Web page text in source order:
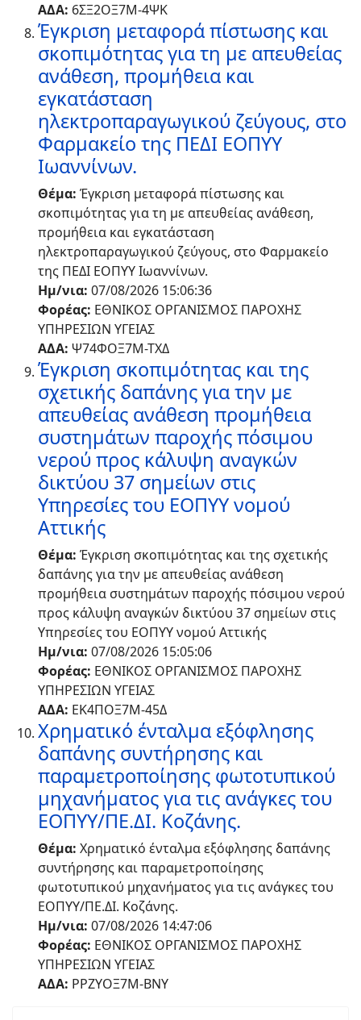
ΑΔΑ: 6ΣΞ2ΟΞ7Μ-4ΨΚ
Έγκριση μεταφορά πίστωσης και
σκοπιμότητας για τη με απευθείας
ανάθεση, προμήθεια και
εγκατάσταση
ηλεκτροπαραγωγικού ζεύγους, στο
Φαρμακείο της ΠΕΔΙ ΕΟΠΥΥ
Ιωαννίνων.
Θέμα: Έγκριση μεταφορά πίστωσης και
σκοπιμότητας για τη με απευθείας ανάθεση,
προμήθεια και εγκατάσταση
ηλεκτροπαραγωγικού ζεύγους, στο Φαρμακείο
της ΠΕΔΙ ΕΟΠΥΥ Ιωαννίνων.
Ημ/νια: 07/08/2026 15:06:36
Φορέας: ΕΘΝΙΚΟΣ ΟΡΓΑΝΙΣΜΟΣ ΠΑΡΟΧΗΣ
ΥΠΗΡΕΣΙΩΝ ΥΓΕΙΑΣ
ΑΔΑ: Ψ74ΦΟΞ7Μ-ΤΧΔ
Έγκριση σκοπιμότητας και της
σχετικής δαπάνης για την με
απευθείας ανάθεση προμήθεια
συστημάτων παροχής πόσιμου
νερού προς κάλυψη αναγκών
δικτύου 37 σημείων στις
Υπηρεσίες του ΕΟΠΥΥ νομού
Αττικής
Θέμα: Έγκριση σκοπιμότητας και της σχετικής
δαπάνης για την με απευθείας ανάθεση
προμήθεια συστημάτων παροχής πόσιμου νερού
προς κάλυψη αναγκών δικτύου 37 σημείων στις
Υπηρεσίες του ΕΟΠΥΥ νομού Αττικής
Ημ/νια: 07/08/2026 15:05:06
Φορέας: ΕΘΝΙΚΟΣ ΟΡΓΑΝΙΣΜΟΣ ΠΑΡΟΧΗΣ
ΥΠΗΡΕΣΙΩΝ ΥΓΕΙΑΣ
ΑΔΑ: ΕΚ4ΠΟΞ7Μ-45Δ
Χρηματικό ένταλμα εξόφλησης
δαπάνης συντήρησης και
παραμετροποίησης φωτοτυπικού
μηχανήματος για τις ανάγκες του
ΕΟΠΥΥ/ΠΕ.ΔΙ. Κοζάνης.
Θέμα: Χρηματικό ένταλμα εξόφλησης δαπάνης
συντήρησης και παραμετροποίησης
φωτοτυπικού μηχανήματος για τις ανάγκες του
ΕΟΠΥΥ/ΠΕ.ΔΙ. Κοζάνης.
Ημ/νια: 07/08/2026 14:47:06
Φορέας: ΕΘΝΙΚΟΣ ΟΡΓΑΝΙΣΜΟΣ ΠΑΡΟΧΗΣ
ΥΠΗΡΕΣΙΩΝ ΥΓΕΙΑΣ
ΑΔΑ: ΡΡΖΥΟΞ7Μ-ΒΝΥ